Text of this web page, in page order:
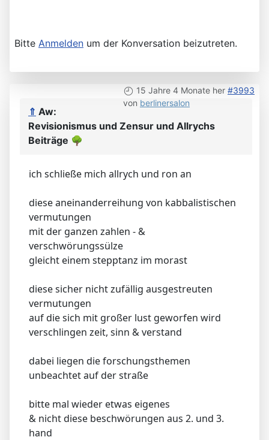
Bitte Anmelden um der Konversation beizutreten.
15 Jahre 4 Monate her #3993
von berlinersalon
⇑ Aw:
Revisionismus und Zensur und Allrychs
Beiträge 🌳
ich schließe mich allrych und ron an
diese aneinanderreihung von kabbalistischen
vermutungen
mit der ganzen zahlen - &
verschwörungssülze
gleicht einem stepptanz im morast
diese sicher nicht zufällig ausgestreuten
vermutungen
auf die sich mit großer lust geworfen wird
verschlingen zeit, sinn & verstand
dabei liegen die forschungsthemen
unbeachtet auf der straße
bitte mal wieder etwas eigenes
& nicht diese beschwörungen aus 2. und 3.
hand